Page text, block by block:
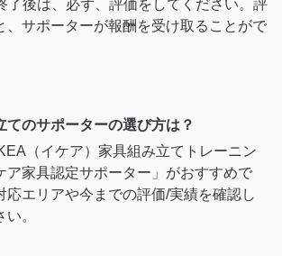
了後は、必ず、評価をしてください。評
、サポーターが報酬を受け取ることがで
てのサポーターの選び方は？
（イケア）家具組み立てトレーニン
ア家具認定サポーター」がおすすめで
応エリアや今までの評価/実績を確認し
。